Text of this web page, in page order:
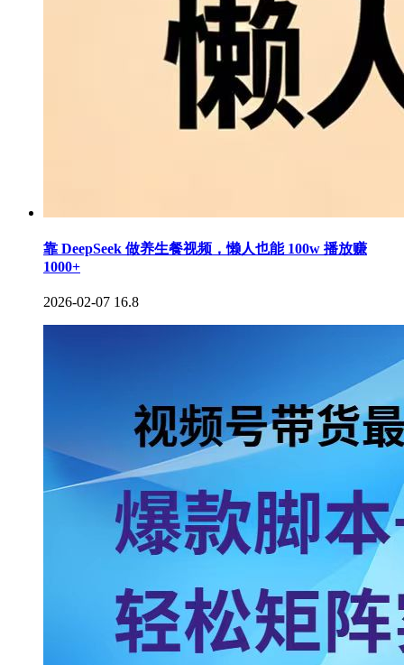
靠 DeepSeek 做养生餐视频，懒人也能 100w 播放赚
1000+
2026-02-07 16.8